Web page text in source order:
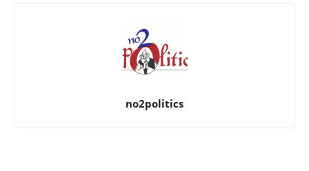
no2politics